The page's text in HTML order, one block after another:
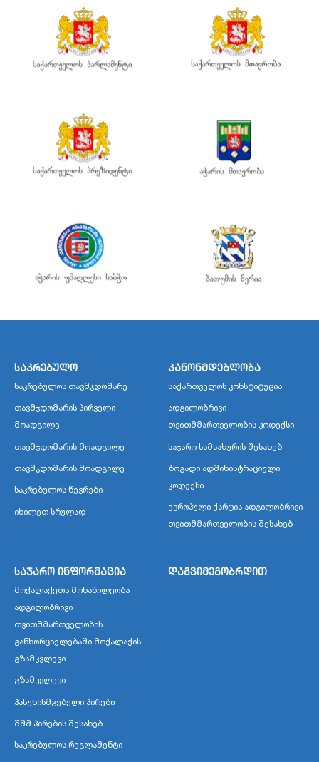
საკრებულო
საკრებულოს თავმჯდომარე
თავმჯდომარის პირველი
მოადგილე
თავმჯდომარის მოადგილე
თავმჯდომარის მოადგილე
საკრებულოს წევრები
იხილეთ სრულად
კანონმდებლობა
საქართველოს კონსტიტუცია
ადგილობრივი
თვითმმართველობის კოდექსი
საჯარო სამსახურის შესახებ
ზოგადი ადმინისტრაციული
კოდექსი
ევროპული ქარტია ადგილობრივი
თვითმმართველობის შესახებ
საჯარო ინფორმაცია
მოქალაქეთა მონაწილეობა
ადგილობრივი
თვითმმართველობის
განხორციელებაში მოქალაქის
გზამკვლევი
გზამკვლევი
პასუხისმგებელი პირები
შშმ პირების შესახებ
საკრებულოს რეგლამენტი
დაგვიმეგობრდით